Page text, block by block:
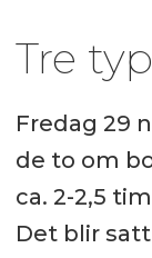
Tre
Fredag 29
de to om
ca. 2-2,5
Det blir